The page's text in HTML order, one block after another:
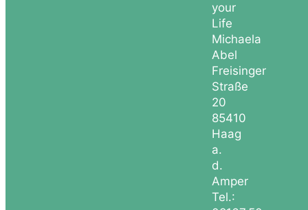
your
Life
Michaela
Abel
Freisinger
Straße
20
85410
Haag
a.
d.
Amper
Tel.: